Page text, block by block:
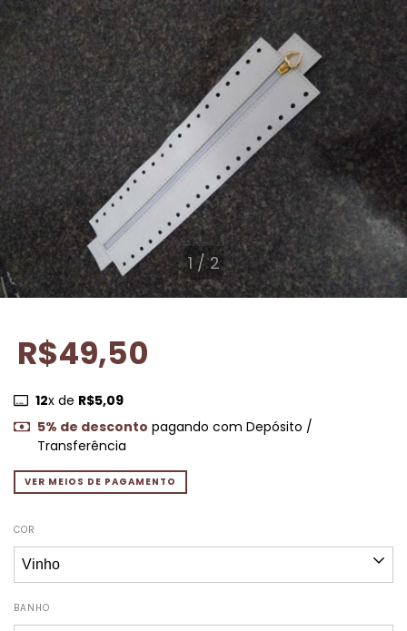
1 /2
R$49,50
12x de R$5,09
5% de desconto pagando com Depósito /
Transferência
VER MEIOS DE PAGAMENTO
COR
BANHO